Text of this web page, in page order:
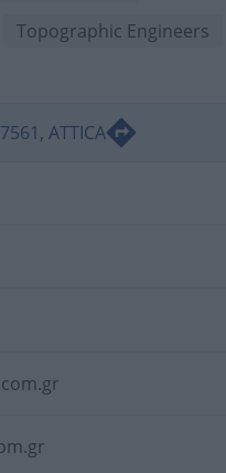
Topographic Engineers
ATTICA